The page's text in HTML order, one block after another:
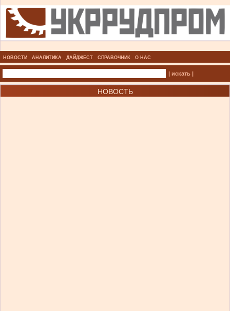
НОВОСТИ АНАЛИТИКА ДАЙДЖЕСТ СПРАВОЧНИК О НАС
| искать |
НОВОСТЬ